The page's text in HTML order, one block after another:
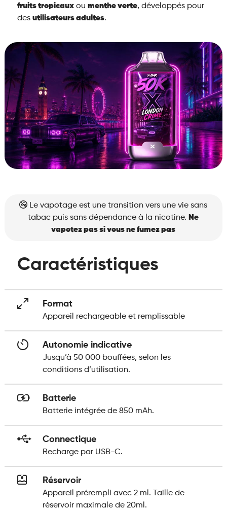
fruits tropicauxou menthe verte, développés pour
des utilisateurs adultes.
Le vapotage est une transition vers une vie sans
tabac puis sans dépendance à la nicotine. Ne
vapotez pas si vous ne fumez pas
Caractéristiques
Format
Appareil rechargeable et remplissable
Autonomie indicative
Jusqu’à 50 000 bouffées, selon les
conditions d’utilisation.
Batterie
Batterie intégrée de 850 mAh.
Connectique
Recharge par USB-C.
Réservoir
Appareil prérempli avec 2 ml. Taille de
réservoir maximale de 20ml.